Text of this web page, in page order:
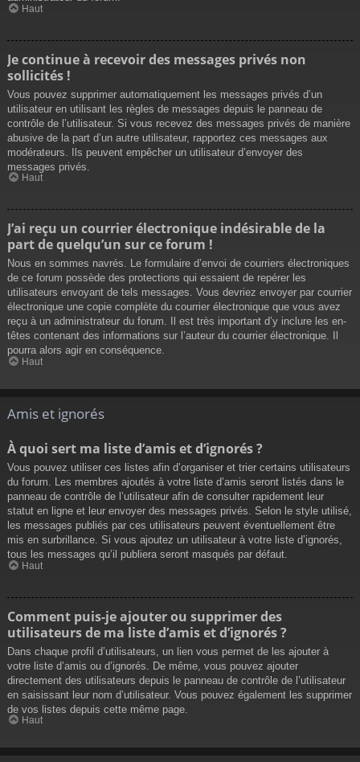
Haut
Je continue à recevoir des messages privés non
sollicités !
Vous pouvez supprimer automatiquement les messages privés d’un
utilisateur en utilisant les règles de messages depuis le panneau de
contrôle de l’utilisateur. Si vous recevez des messages privés de manière
abusive de la part d’un autre utilisateur, rapportez ces messages aux
modérateurs. Ils peuvent empêcher un utilisateur d’envoyer des
messages privés.
Haut
J’ai reçu un courrier électronique indésirable de la
part de quelqu’un sur ce forum !
Nous en sommes navrés. Le formulaire d’envoi de courriers électroniques
de ce forum possède des protections qui essaient de repérer les
utilisateurs envoyant de tels messages. Vous devriez envoyer par courrier
électronique une copie complète du courrier électronique que vous avez
reçu à un administrateur du forum. Il est très important d’y inclure les en-
têtes contenant des informations sur l’auteur du courrier électronique. Il
pourra alors agir en conséquence.
Haut
Amis et ignorés
À quoi sert ma liste d’amis et d’ignorés ?
Vous pouvez utiliser ces listes afin d’organiser et trier certains utilisateurs
du forum. Les membres ajoutés à votre liste d’amis seront listés dans le
panneau de contrôle de l’utilisateur afin de consulter rapidement leur
statut en ligne et leur envoyer des messages privés. Selon le style utilisé,
les messages publiés par ces utilisateurs peuvent éventuellement être
mis en surbrillance. Si vous ajoutez un utilisateur à votre liste d’ignorés,
tous les messages qu’il publiera seront masqués par défaut.
Haut
Comment puis-je ajouter ou supprimer des
utilisateurs de ma liste d’amis et d’ignorés ?
Dans chaque profil d’utilisateurs, un lien vous permet de les ajouter à
votre liste d’amis ou d’ignorés. De même, vous pouvez ajouter
directement des utilisateurs depuis le panneau de contrôle de l’utilisateur
en saisissant leur nom d’utilisateur. Vous pouvez également les supprimer
de vos listes depuis cette même page.
Haut